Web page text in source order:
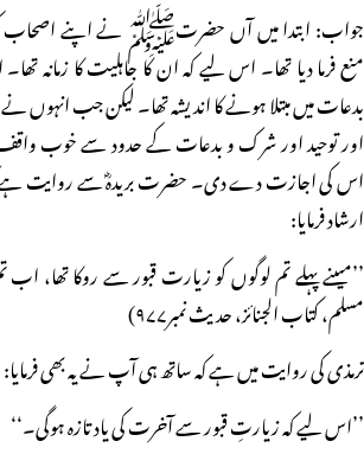
جواب: ابتدا میں آں حضرتﷺ نے اپنے اصحاب
منع فرما دیا تھا۔ اس لیے کہ ان کا جاہلیت کا زمانہ
بدعات میں مبتلا ہونے کا اندیشہ تھا۔ لیکن جب انہوں
اور توحید اور شرک و بدعات کے حدود سے خوب
اس کی اجازت دے دی۔ حضرت بریدہؓ سے روایت
ارشاد فرمایا:
’’میںنے پہلے تم لوگوں کو زیارت قبور سے روکا تھا، اب
مسلم، کتاب الجنائز، حدیث نمبر۹۷۷)
ترمذی کی روایت میں ہے کہ ساتھ ہی آپ نے یہ بھی فرمایا:
’’اس لیے کہ زیارتِ قبور سے آخرت کی یاد تازہ ہوگی۔‘‘